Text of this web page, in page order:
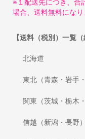
※１配送先につき、合
場合、送料無料になり
【送料（税別）一覧
北海道
東北（青森・岩手
関東（茨城・栃木
信越（新潟・長野）